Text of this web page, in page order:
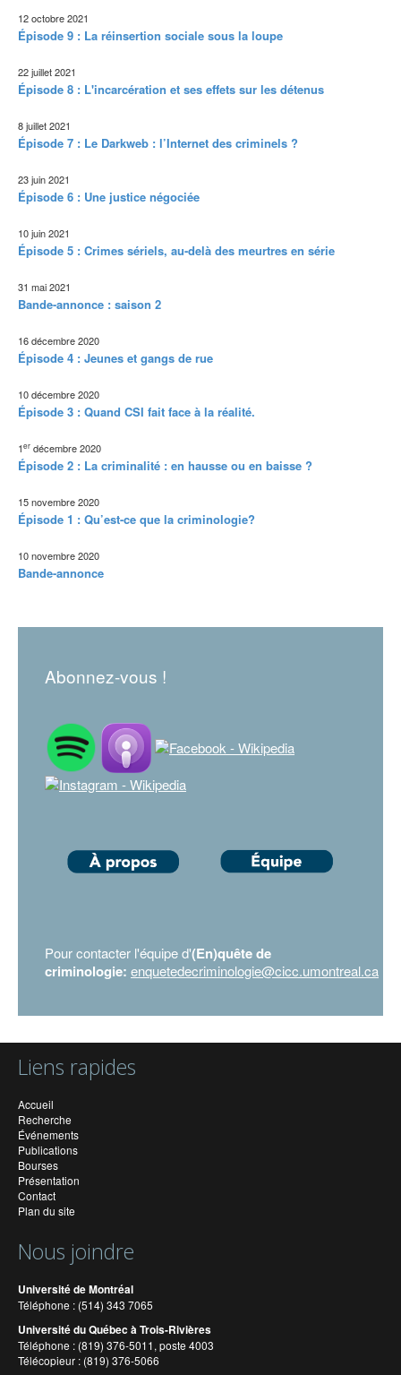
12 octobre 2021
Épisode 9 : La réinsertion sociale sous la loupe
22 juillet 2021
Épisode 8 : L'incarcération et ses effets sur les détenus
8 juillet 2021
Épisode 7 : Le Darkweb : l’Internet des criminels ?
23 juin 2021
Épisode 6 : Une justice négociée
10 juin 2021
Épisode 5 : Crimes sériels, au-delà des meurtres en série
31 mai 2021
Bande-annonce : saison 2
16 décembre 2020
Épisode 4 : Jeunes et gangs de rue
10 décembre 2020
Épisode 3 : Quand CSI fait face à la réalité.
1er décembre 2020
Épisode 2 : La criminalité : en hausse ou en baisse ?
15 novembre 2020
Épisode 1 : Qu’est-ce que la criminologie?
10 novembre 2020
Bande-annonce
Abonnez-vous !
Pour contacter l'équipe d'(En)quête de
criminologie: enquetedecriminologie@cicc.umontreal.ca
Liens rapides
Accueil
Recherche
Événements
Publications
Bourses
Présentation
Contact
Plan du site
Nous joindre
Université de Montréal
Téléphone : (514) 343 7065
Université du Québec à Trois-Rivières
Téléphone : (819) 376-5011, poste 4003
Télécopieur : (819) 376-5066